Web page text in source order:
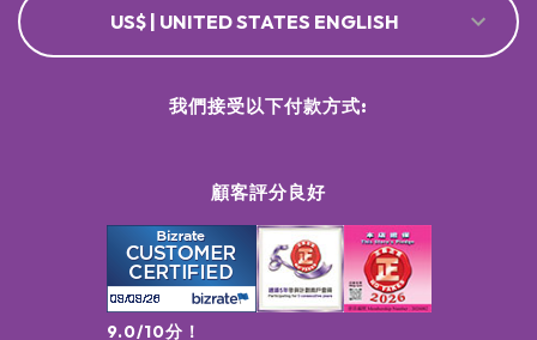
US$ | UNITED STATES ENGLISH
顧客評分良好
9.0/10分！
我們接受以下付款方式: